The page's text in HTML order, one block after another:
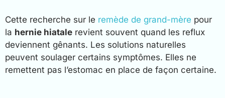
Cette recherche sur le remède de grand-mère pour
la hernie hiatale revient souvent quand les reflux
deviennent gênants. Les solutions naturelles
peuvent soulager certains symptômes. Elles ne
remettent pas l’estomac en place de façon certaine.